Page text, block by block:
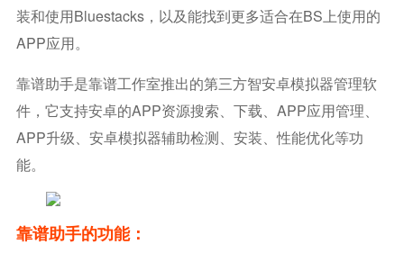
装和使用bluestacks，以及能找到更多适合在BS上使用的
APP应用。
靠谱助手是靠谱工作室推出的第三方智安卓模拟器管理软
件，它支持安卓的APP资源搜索、下载、APP应用管理、
APP升级、安卓模拟器辅助检测、安装、性能优化等功
能。
靠谱助手的功能：